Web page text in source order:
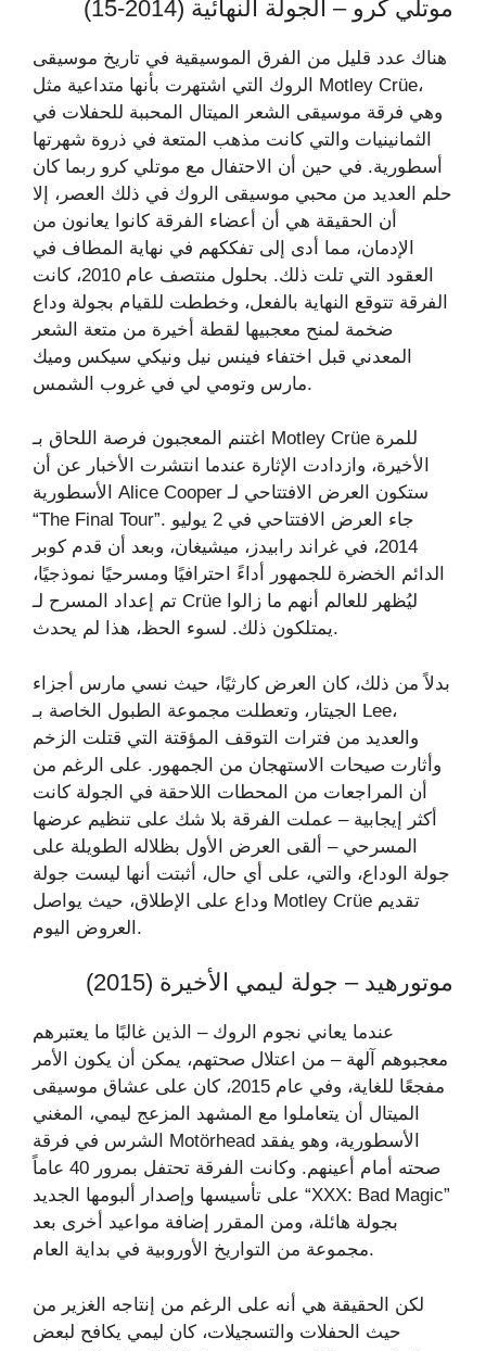
موتلي كرو – الجولة النهائية (2014-15)
هناك عدد قليل من الفرق الموسيقية في تاريخ موسيقى
الروك التي اشتهرت بأنها متداعية مثل Motley Crüe،
وهي فرقة موسيقى الشعر الميتال المحببة للحفلات في
الثمانينيات والتي كانت مذهب المتعة في ذروة شهرتها
أسطورية. في حين أن الاحتفال مع موتلي كرو ربما كان
حلم العديد من محبي موسيقى الروك في ذلك العصر، إلا
أن الحقيقة هي أن أعضاء الفرقة كانوا يعانون من
الإدمان، مما أدى إلى تفككهم في نهاية المطاف في
العقود التي تلت ذلك. بحلول منتصف عام 2010، كانت
الفرقة تتوقع النهاية بالفعل، وخططت للقيام بجولة وداع
ضخمة لمنح معجبيها لقطة أخيرة من متعة الشعر
المعدني قبل اختفاء فينس نيل ونيكي سيكس وميك
مارس وتومي لي في غروب الشمس.
اغتنم المعجبون فرصة اللحاق بـ Motley Crüe للمرة
الأخيرة، وازدادت الإثارة عندما انتشرت الأخبار عن أن
الأسطورية Alice Cooper ستكون العرض الافتتاحي لـ
“The Final Tour”. جاء العرض الافتتاحي في 2 يوليو
2014، في غراند رابيدز، ميشيغان، وبعد أن قدم كوبر
الدائم الخضرة للجمهور أداءً احترافيًا ومسرحيًا نموذجيًا،
تم إعداد المسرح لـ Crüe ليُظهر للعالم أنهم ما زالوا
يمتلكون ذلك. لسوء الحظ، هذا لم يحدث.
بدلاً من ذلك، كان العرض كارثيًا، حيث نسي مارس أجزاء
الجيتار، وتعطلت مجموعة الطبول الخاصة بـ Lee،
والعديد من فترات التوقف المؤقتة التي قتلت الزخم
وأثارت صيحات الاستهجان من الجمهور. على الرغم من
أن المراجعات من المحطات اللاحقة في الجولة كانت
أكثر إيجابية – عملت الفرقة بلا شك على تنظيم عرضها
المسرحي – ألقى العرض الأول بظلاله الطويلة على
جولة الوداع، والتي، على أي حال، أثبتت أنها ليست جولة
وداع على الإطلاق، حيث يواصل Motley Crüe تقديم
العروض اليوم.
موتورهيد – جولة ليمي الأخيرة (2015)
عندما يعاني نجوم الروك – الذين غالبًا ما يعتبرهم
معجبوهم آلهة – من اعتلال صحتهم، يمكن أن يكون الأمر
مفجعًا للغاية، وفي عام 2015، كان على عشاق موسيقى
الميتال أن يتعاملوا مع المشهد المزعج ليمي، المغني
الشرس في فرقة Motörhead الأسطورية، وهو يفقد
صحته أمام أعينهم. وكانت الفرقة تحتفل بمرور 40 عاماً
على تأسيسها وإصدار ألبومها الجديد “XXX: Bad Magic”
بجولة هائلة، ومن المقرر إضافة مواعيد أخرى بعد
مجموعة من التواريخ الأوروبية في بداية العام.
لكن الحقيقة هي أنه على الرغم من إنتاجه الغزير من
حيث الحفلات والتسجيلات، كان ليمي يكافح لبعض